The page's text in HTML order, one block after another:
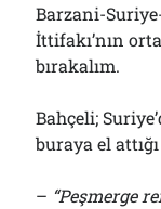
Barzani-
İttifakı’nın
bırakalım.
Bahçeli;
buraya el
– “Peşmerge